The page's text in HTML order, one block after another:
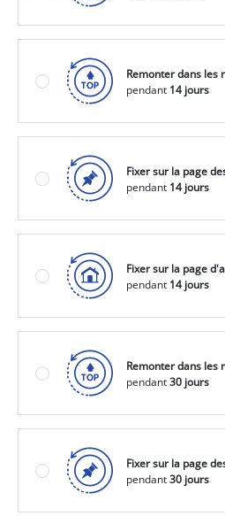
Remonter dans les
pendant 14 jours
Fixer sur la page
pendant 14 jours
Fixer sur la page
pendant 14 jours
Remonter dans les
pendant30 jours
Fixer sur la page
pendant30 jours